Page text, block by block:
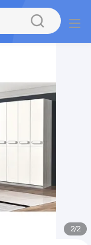
2/2